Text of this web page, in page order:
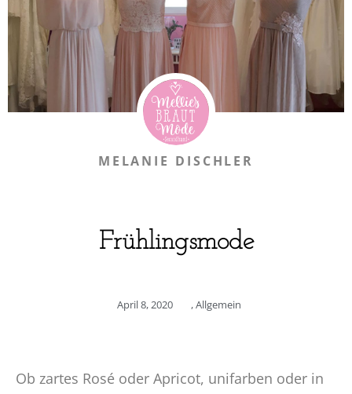
MELANIE DISCHLER
Frühlingsmode
April 8, 2020 ,Allgemein
Ob zartes Rosé oder Apricot, unifarben oder in